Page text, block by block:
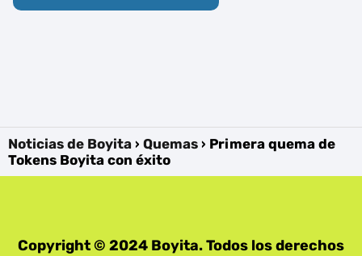
Noticias de Boyita Quemas
Primera quema de
Tokens Boyita con éxito
Copyright © 2024 Boyita. Todos los derechos